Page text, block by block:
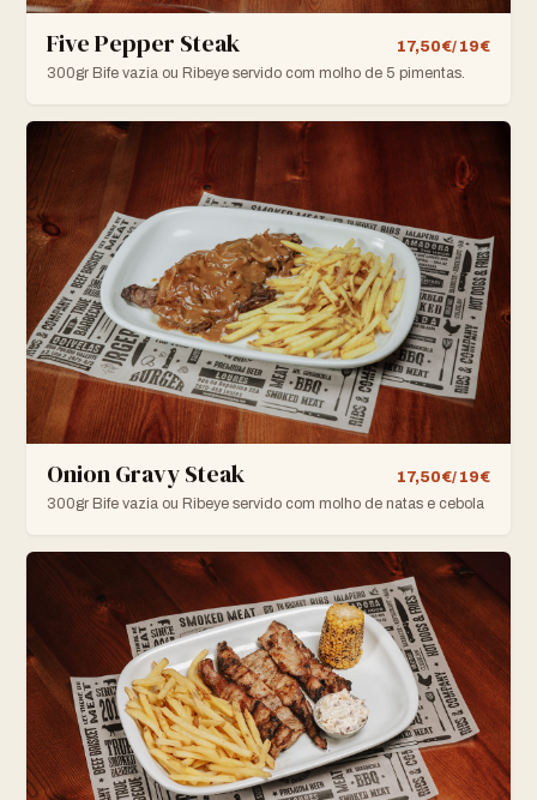
Five Pepper Steak
17,50€/ 19€
300gr Bife vazia ou Ribeye servido com molho de 5 pimentas.
Onion Gravy Steak
17,50€/ 19€
300gr Bife vazia ou Ribeye servido com molho de natas e cebola